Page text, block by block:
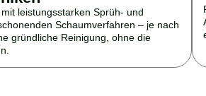
leistungsstarken Sprüh- und
Schaumverfahren – je nach
gründliche Reinigung, ohne die